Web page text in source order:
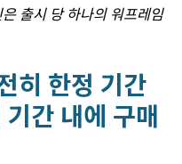
출시 당 하나의 워프레임
히 한정 기간
간 내에 구매